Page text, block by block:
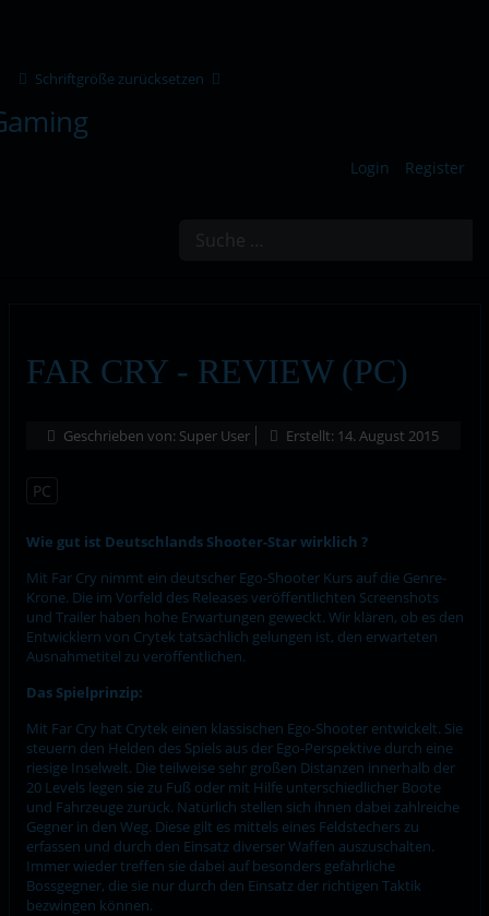
Schriftgröße zurücksetzen
Login Register
FAR CRY - REVIEW (PC)
Geschrieben von: Super User Erstellt: 14. August 2015
PC
Wie gut ist Deutschlands Shooter-Star wirklich ?
Mit Far Cry nimmt ein deutscher Ego-Shooter Kurs auf die Genre-
Krone. Die im Vorfeld des Releases veröffentlichten Screenshots
und Trailer haben hohe Erwartungen geweckt. Wir klären, ob es den
Entwicklern von Crytek tatsächlich gelungen ist, den erwarteten
Ausnahmetitel zu veröffentlichen.
Das Spielprinzip:
Mit Far Cry hat Crytek einen klassischen Ego-Shooter entwickelt. Sie
steuern den Helden des Spiels aus der Ego-Perspektive durch eine
riesige Inselwelt. Die teilweise sehr großen Distanzen innerhalb der
20 Levels legen sie zu Fuß oder mit Hilfe unterschiedlicher Boote
und Fahrzeuge zurück. Natürlich stellen sich ihnen dabei zahlreiche
Gegner in den Weg. Diese gilt es mittels eines Feldstechers zu
erfassen und durch den Einsatz diverser Waffen auszuschalten.
Immer wieder treffen sie dabei auf besonders gefährliche
Bossgegner, die sie nur durch den Einsatz der richtigen Taktik
bezwingen können.